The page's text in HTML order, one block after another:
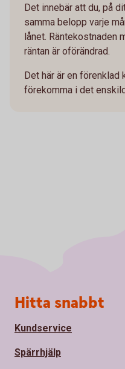
Det innebär att du, på
samma belopp varje
lånet. Räntekostnaden
räntan är oförändrad.
Det här är en
förekomma i det
Sidfot
Hitta snabbt
Kundservice
Spärrhjälp